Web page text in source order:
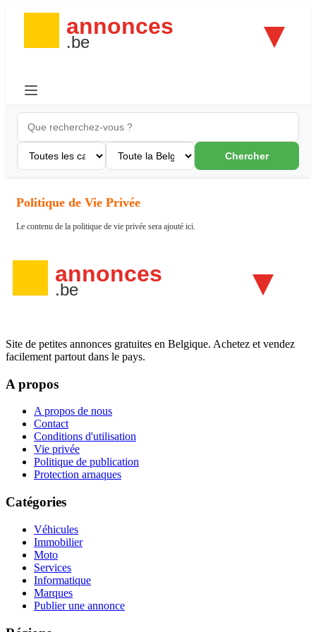
Chercher
Politique de Vie Privée
Le contenu de la politique de vie privée sera ajouté ici.
Site de petites annonces gratuites en Belgique. Achetez et vendez
facilement partout dans le pays.
A propos
A propos de nous
Contact
Conditions d'utilisation
Vie privée
Politique de publication
Protection arnaques
Catégories
Véhicules
Immobilier
Moto
Services
Informatique
Marques
Publier une annonce